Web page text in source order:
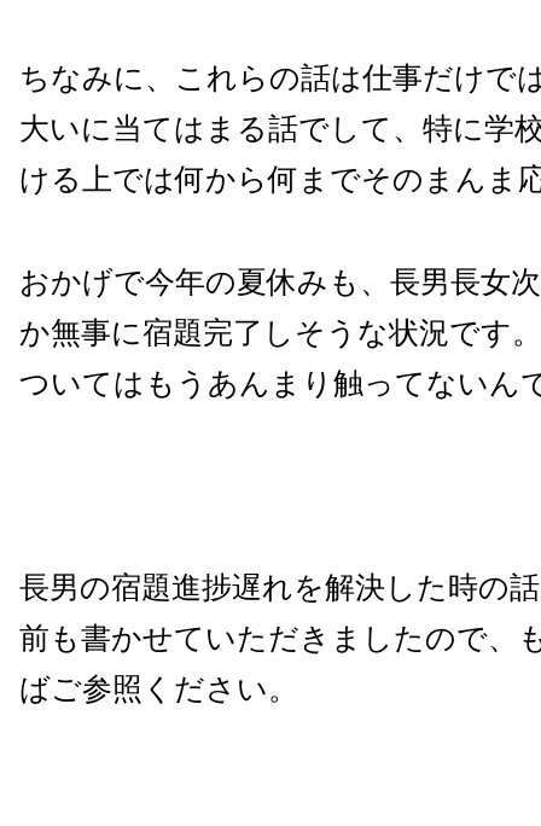
ちなみに、これらの話は仕事だけで
大いに当てはまる話でして、特に学
ける上では何から何までそのまんま
おかげで今年の夏休みも、長男長女
か無事に宿題完了しそうな状況です
ついてはもうあんまり触ってないん
長男の宿題進捗遅れを解決した時の
前も書かせていただきましたので、
ばご参照ください。